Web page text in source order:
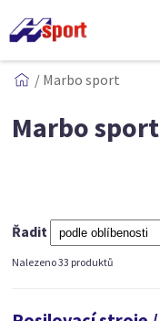
/ Marbo sport
Marbo sport
Řadit
Nalezeno 33 produktů